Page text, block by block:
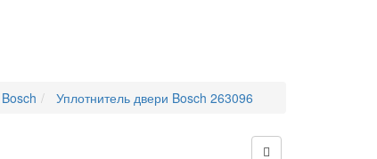
Bosch Уплотнитель двери Bosch 263096